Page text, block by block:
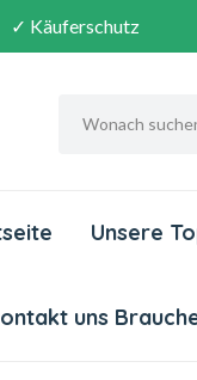
✓ Käuferschutz
Unsere